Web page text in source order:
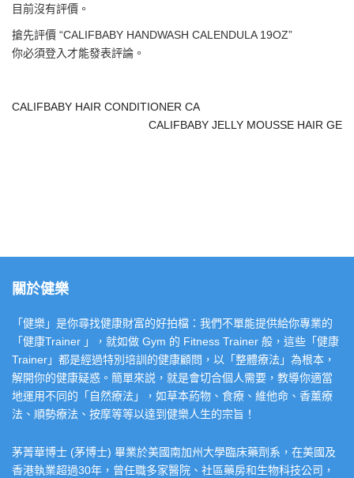
目前沒有評價。
搶先評價 “CALIFBABY HANDWASH CALENDULA 19OZ”
你必須登入 才能發表評論。
CALIFBABY HAIR CONDITIONER CA
CALIFBABY JELLY MOUSSE HAIR GE
關於健樂
「健樂」是你尋找健康財富的好拍檔：我們不單能提供給你專業的
「健康Trainer 」，就如做 Gym 的 Fitness Trainer 般，這些「健康
Trainer」都是經過特別培訓的健康顧問，以「整體療法」為根本，
解開你的健康疑惑。簡單來説，就是會切合個人需要，教導你適當
地運用不同的「自然療法」，如草本葯物、食療、維他命、香薰療
法、順勢療法、按摩等等以達到健樂人生的宗旨！
茅菁華博士 (茅博士) 畢業於美國南加州大學臨床藥劑系，在美國及
香港執業超過30年，曾任職多家醫院、社區藥房和生物科技公司，